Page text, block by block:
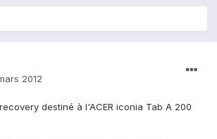
2012
destiné à l'ACER iconia Tab A 200